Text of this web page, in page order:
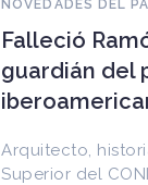
NOVEDADES DEL
EEUU
documentos
sustraídos del
en internet